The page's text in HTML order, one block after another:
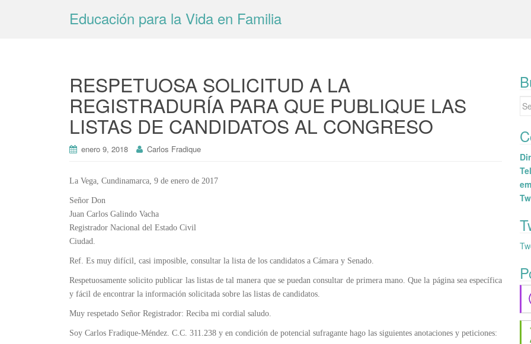
Educación para la Vida en Familia
RESPETUOSA SOLICITUD A LA
REGISTRADURÍA PARA QUE PUBLIQUE LAS
LISTAS DE CANDIDATOS AL CONGRESO
enero 9, 2018 Carlos Fradique
La Vega, Cundinamarca, 9 de enero de 2017
Señor Don
Juan Carlos Galindo Vacha
Registrador Nacional del Estado Civil
Ciudad.
Ref. Es muy difícil, casi imposible, consultar la lista de los candidatos a Cámara y Senado.
Respetuosamente solicito publicar las listas de tal manera que se puedan consultar de primera mano. Que la página sea específica
y fácil de encontrar la información solicitada sobre las listas de candidatos.
Muy respetado Señor Registrador: Reciba mi cordial saludo.
Soy Carlos Fradique-Méndez. C.C. 311.238 y en condición de potencial sufragante hago las siguientes anotaciones y peticiones: